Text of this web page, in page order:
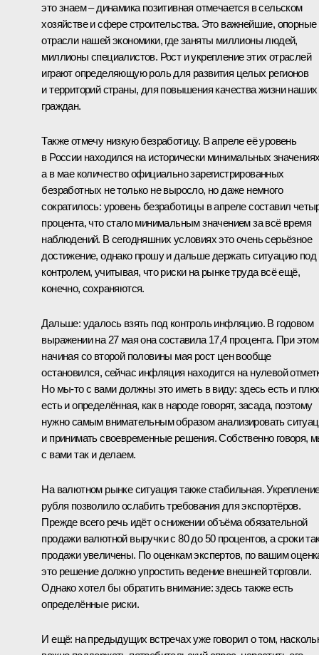
это знаем – динамика позитивная отмечается в сельском
хозяйстве и сфере строительства. Это важнейшие, опорные
отрасли нашей экономики, где заняты миллионы людей,
миллионы специалистов. Рост и укрепление этих отраслей
играют определяющую роль для развития целых регионов
и территорий страны, для повышения качества жизни наших
граждан.
Также отмечу низкую безработицу. В апреле её уровень
в России находился на исторически минимальных
а в мае количество официально зарегистрированных
безработных не только не выросло, но даже немного
сократилось: уровень безработицы в апреле составил
процента, что стало минимальным значением за всё время
наблюдений. В сегодняшних условиях это очень серьёзное
достижение, однако прошу и дальше держать ситуацию под
контролем, учитывая, что риски на рынке труда всё ещё,
конечно, сохраняются.
Дальше: удалось взять под контроль инфляцию. В годовом
выражении на 27 мая она составила 17,4 процента. При этом
начиная со второй половины мая рост цен вообще
остановился, сейчас инфляция находится на нулевой
Но мы-то с вами должны это иметь в виду: здесь есть и
есть и определённая, как в народе говорят, засада, поэтому
нужно самым внимательным образом анализировать
и принимать своевременные решения. Собственно говоря,
с вами так и делаем.
На валютном рынке ситуация также стабильная.
рубля позволило ослабить требования для экспортёров.
Прежде всего речь идёт о снижении объёма обязательной
продажи валютной выручки с 80 до 50 процентов, а сроки
продажи увеличены. По оценкам экспертов, по вашим
это решение должно упростить ведение внешней торговли.
Однако хотел бы обратить внимание: здесь также есть
определённые риски.
И ещё: на предыдущих встречах уже говорил о том,